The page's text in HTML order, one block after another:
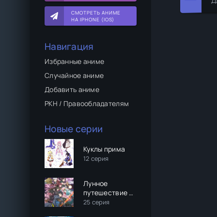
СМОТРЕТЬ АНИМЕ
НА IPHONE (IOS)
Навигация
Избранные аниме
Случайное аниме
Добавить аниме
РКН / Правообладателям
Новые серии
Куклы прима
12 серия
Лунное
путешествие в
другой мир (2
25 серия